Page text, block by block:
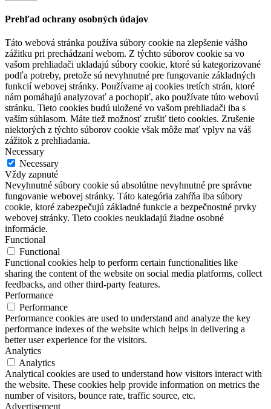
Prehľad ochrany osobných údajov
Táto webová stránka používa súbory cookie na zlepšenie vášho
zážitku pri prechádzaní webom. Z týchto súborov cookie sa vo
vašom prehliadači ukladajú súbory cookie, ktoré sú kategorizované
podľa potreby, pretože sú nevyhnutné pre fungovanie základných
funkcií webovej stránky. Používame aj cookies tretích strán, ktoré
nám pomáhajú analyzovať a pochopiť, ako používate túto webovú
stránku. Tieto cookies budú uložené vo vašom prehliadači iba s
vaším súhlasom. Máte tiež možnosť zrušiť tieto cookies. Zrušenie
niektorých z týchto súborov cookie však môže mať vplyv na váš
zážitok z prehliadania.
Necessary
Necessary
Vždy zapnuté
Nevyhnutné súbory cookie sú absolútne nevyhnutné pre správne
fungovanie webovej stránky. Táto kategória zahŕňa iba súbory
cookie, ktoré zabezpečujú základné funkcie a bezpečnostné prvky
webovej stránky. Tieto cookies neukladajú žiadne osobné
informácie.
Functional
Functional
Functional cookies help to perform certain functionalities like
sharing the content of the website on social media platforms, collect
feedbacks, and other third-party features.
Performance
Performance
Performance cookies are used to understand and analyze the key
performance indexes of the website which helps in delivering a
better user experience for the visitors.
Analytics
Analytics
Analytical cookies are used to understand how visitors interact with
the website. These cookies help provide information on metrics the
number of visitors, bounce rate, traffic source, etc.
Advertisement